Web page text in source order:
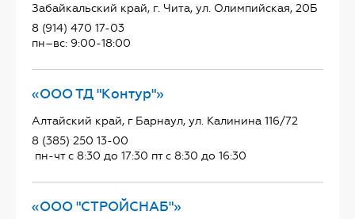
Забайкальский край, г. Чита, ул. Олимпийская, 20Б
8 (914) 470 17-03
пн–вс: 9:00-18:00
«ООО ТД "Контур"»
Алтайский край, г Барнаул, ул. Калинина 116/72
8 (385) 250 13-00
пн-чт с 8:30 до 17:30 пт с 8:30 до 16:30
«ООО "СТРОЙСНАБ"»